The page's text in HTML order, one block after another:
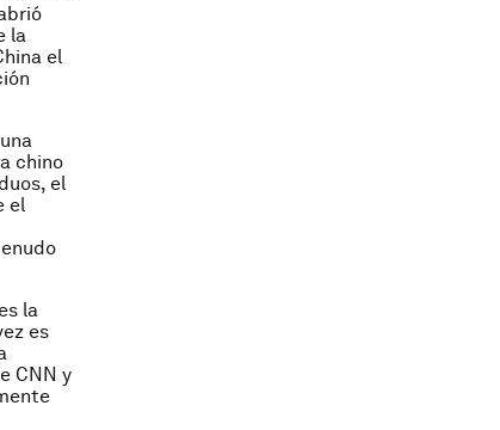
la
el
chino
el
el
la
es
CNN y